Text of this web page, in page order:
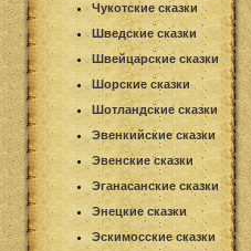
Чукотские сказки
Шведские сказки
Швейцарские сказки
Шорские сказки
Шотландские сказки
Эвенкийские сказки
Эвенские сказки
Эганасанские сказки
Энецкие сказки
Эскимосские сказки